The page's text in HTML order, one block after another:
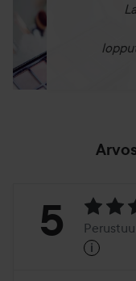
5
i